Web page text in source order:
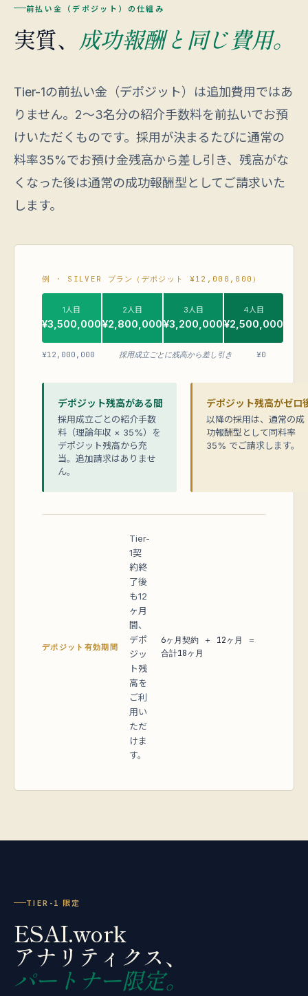
前払い金（デポジット）の仕組み
実質、 成功報酬と同じ費用。
Tier-1の前払い金（デポジット）は追加費用ではあ
りません。2〜3名分の紹介手数料を前払いでお預
けいただくものです。採用が決まるたびに通常の
料率35%でお預け金残高から差し引き、残高がな
くなった後は通常の成功報酬型としてご請求いた
します。
例 · SILVER プラン（デポジット ¥12,000,000）
1人目
¥3,500,000
2人目
¥2,800,000
3人目
¥3,200,000
4人目
¥2,500,000
¥12,000,000 採用成立ごとに残高から差し引き ¥0
デポジット残高がある間
採用成立ごとの紹介手数
料（理論年収 × 35%）を
デポジット残高から充
当。追加請求はありませ
ん。
デポジット残高がゼロ
以降の採用は、通常の成
功報酬型として同料率
35% でご請求します。
デポジット有効期間
Tier-
1契
約終
了後
も12
ヶ月
間、
デポ
ジッ
ト残
高を
ご利
用い
ただ
けま
す。
6ヶ月契約 ＋ 12ヶ月 ＝
合計18ヶ月
TIER-1 限定
ESAI.work
アナリティクス、
パートナー限定。